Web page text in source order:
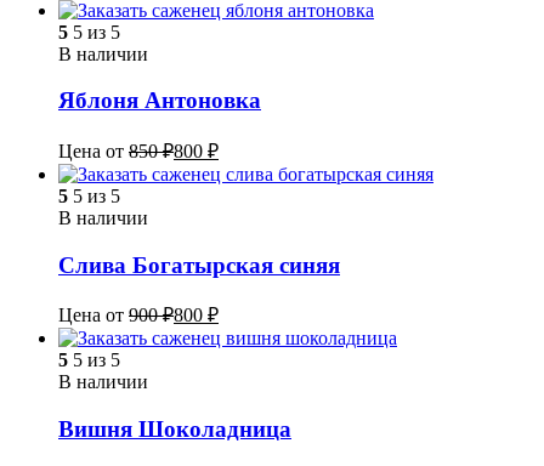
5 5 из 5
В наличии
Яблоня Антоновка
Цена от 850₽800 ₽
5 5 из 5
В наличии
Слива Богатырская синяя
Цена от 900₽800 ₽
5 5 из 5
В наличии
Вишня Шоколадница